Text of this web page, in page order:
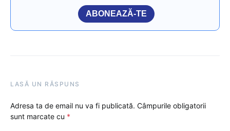
ABONEAZĂ-TE
LASĂ UN RĂSPUNS
Adresa ta de email nu va fi publicată. Câmpurile obligatorii
sunt marcate cu *